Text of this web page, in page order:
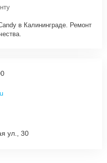
53-70. Наши специалисты
необходимым вопросам,
вариантами курьерской
в удобное время и место.
в Калининграде. Ремонт
ул., 30